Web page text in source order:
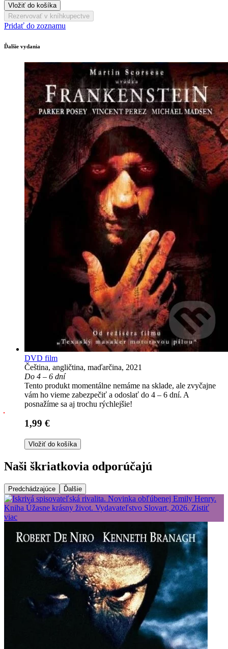
Vložiť do košíka
Rezervovať v kníhkupectve
Pridať do zoznamu
Ďalšie vydania
DVD film
Čeština, angličtina, maďarčina, 2021
Do 4 – 6 dní
Tento produkt momentálne nemáme na sklade, ale zvyčajne
vám ho vieme zabezpečiť a odoslať do 4 – 6 dní. A
posnažíme sa aj trochu rýchlejšie!
1,99 €
Vložiť do košíka
Naši škriatkovia odporúčajú
Predchádzajúce Ďalšie